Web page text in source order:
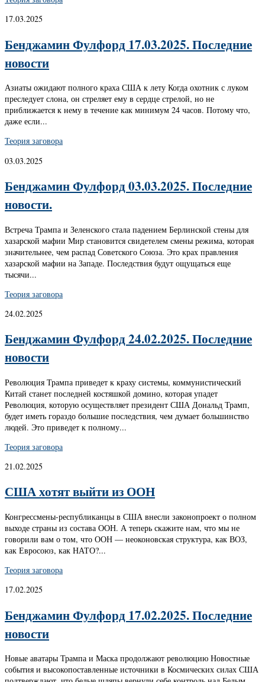
17.03.2025
Бенджамин Фулфорд 17.03.2025. Последние
новости
Азиаты ожидают полного краха США к лету Когда охотник с луком
преследует слона, он стреляет ему в сердце стрелой, но не
приближается к нему в течение как минимум 24 часов. Потому что,
даже если...
Теория заговора
03.03.2025
Бенджамин Фулфорд 03.03.2025. Последние
новости.
Встреча Трампа и Зеленского стала падением Берлинской стены для
хазарской мафии Мир становится свидетелем смены режима, которая
значительнее, чем распад Советского Союза. Это крах правления
хазарской мафии на Западе. Последствия будут ощущаться еще
тысячи...
Теория заговора
24.02.2025
Бенджамин Фулфорд 24.02.2025. Последние
новости
Революция Трампа приведет к краху системы, коммунистический
Китай станет последней костяшкой домино, которая упадет
Революция, которую осуществляет президент США Дональд Трамп,
будет иметь гораздо большие последствия, чем думает большинство
людей. Это приведет к полному...
Теория заговора
21.02.2025
США хотят выйти из ООН
Конгрессмены-республиканцы в США внесли законопроект о полном
выходе страны из состава ООН. А теперь скажите нам, что мы не
говорили вам о том, что ООН — неоконовская структура, как ВОЗ,
как Евросоюз, как НАТО?...
Теория заговора
17.02.2025
Бенджамин Фулфорд 17.02.2025. Последние
новости
Новые аватары Трампа и Маска продолжают революцию Новостные
события и высокопоставленные источники в Космических силах США